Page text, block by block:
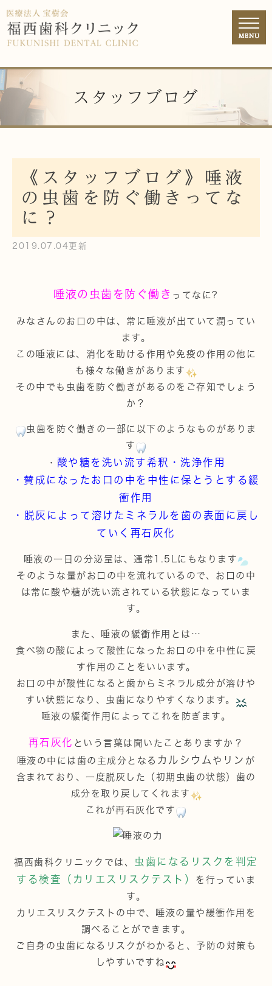
スタッフブログ
《スタッフブログ》唾液
の虫歯を防ぐ働きってな
に？
2019.07.04更新
唾液の虫歯を防ぐ働き ってなに?
みなさんのお口の中は、常に唾液が出ていて潤ってい
ます。
この唾液には、消化を助ける作用や免疫の作用の他に
も様々な働きがあります
その中でも虫歯を防ぐ働きがあるのをご存知でしょう
か？
虫歯を防ぐ働きの一部に以下のようなものがありま
す
・ 酸や糖を洗い流す希釈・洗浄作用
・賛成になったお口の中を中性に保とうとする緩
衝作用
・脱灰によって溶けたミネラルを歯の表面に戻し
ていく再石灰化
唾液の一日の分泌量は、通常1.5Lにもなります
そのような量がお口の中を流れているので、お口の中
は常に酸や糖が洗い流されている状態になっていま
す。
また、唾液の緩衝作用とは…
食べ物の酸によって酸性になったお口の中を中性に戻
す作用のことをいいます。
お口の中が酸性になると歯からミネラル成分が溶けや
すい状態になり、虫歯になりやすくなります。
唾液の緩衝作用によってこれを防ぎます。
再石灰化 という言葉は聞いたことありますか？
唾液の中には歯の主成分となる カルシウム や リン が
含まれており、一度脱灰した（初期虫歯の状態）歯の
成分を取り戻してくれます
これが再石灰化です
福西歯科クリニックでは、
虫歯になるリスクを判定
する検査（カリエスリスクテスト）
を行っていま
す。
カリエスリスクテストの中で、唾液の量や緩衝作用を
調べることができます。
ご自身の虫歯になるリスクがわかると、予防の対策も
しやすいですね